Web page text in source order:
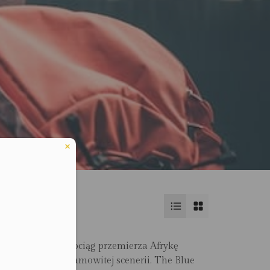
ekskluzywny pociąg przemierza Afrykę
w niesamowitej scenerii. The Blue